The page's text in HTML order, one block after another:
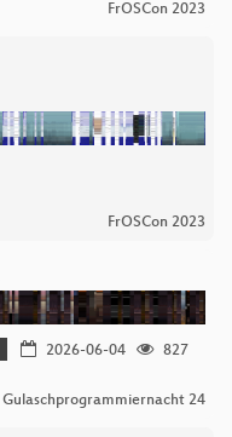
FrOSCon 2023
FrOSCon 2023
2026-06-04
827
Gulaschprogrammiernacht 24